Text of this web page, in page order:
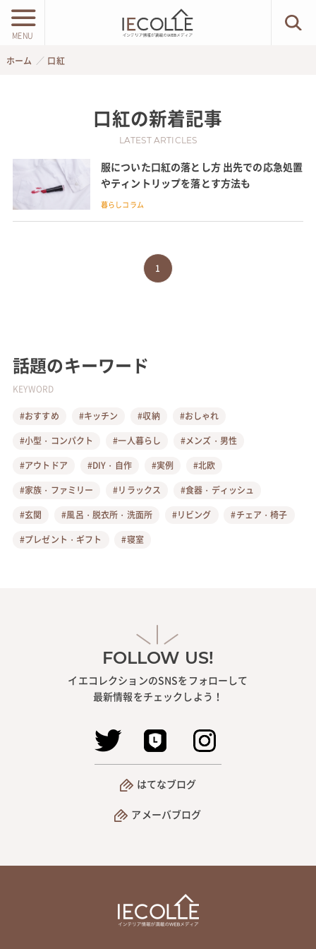
MENU
ホーム 口紅
口紅の新着記事
LATEST ARTICLES
服についた口紅の落とし方 出先での応急処置
やティントリップを落とす方法も
暮らしコラム
1
話題のキーワード
KEYWORD
#おすすめ #キッチン #収納
#おしゃれ
#小型・コンパクト
#一人暮らし
#メンズ・男性
#アウトドア
#DIY・自作 #実例
#北欧
#家族・ファミリー
#リラックス
#食器・ディッシュ
#玄関
#風呂・脱衣所・洗面所 #リビング
#チェア・椅子
#プレゼント・ギフト
#寝室
FOLLOW US!
イエコレクションのSNSをフォローして
最新情報をチェックしよう！
はてなブログ
アメーバブログ